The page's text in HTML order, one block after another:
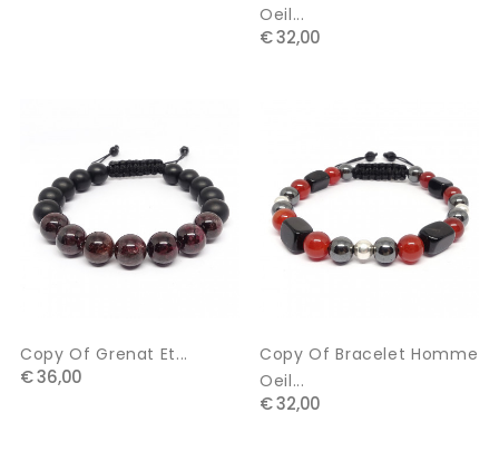
Oeil...
€ 32,00
Copy Of Grenat Et...
€ 36,00
Copy Of Bracelet Homme
Oeil...
€ 32,00